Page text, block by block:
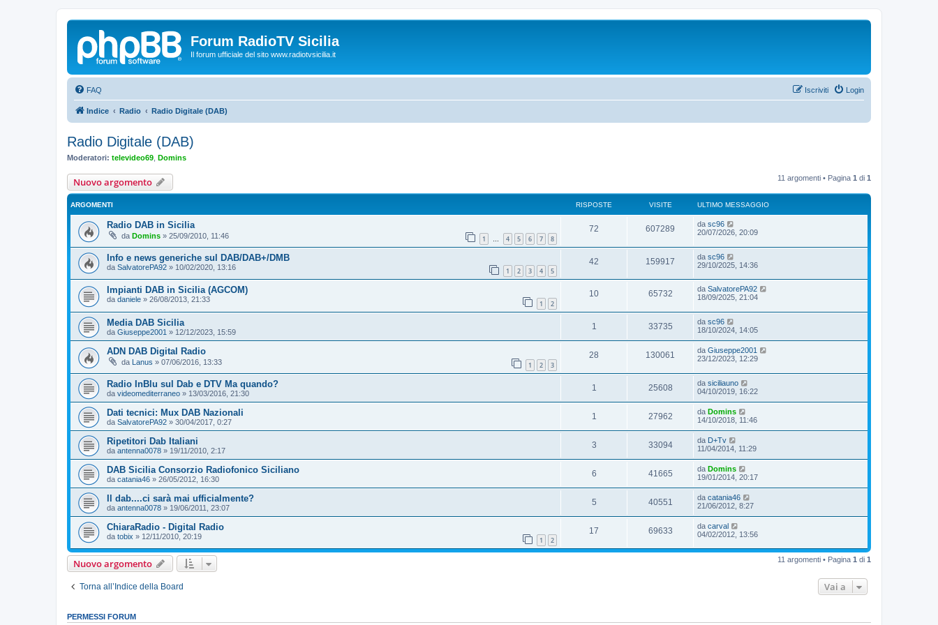
Forum RadioTV Sicilia
Il forum ufficiale del sito www.radiotvsicilia.it
FAQ Login
Iscriviti
Indice Radio Radio Digitale (DAB)
Radio Digitale (DAB)
Moderatori: televideo69 Domins
Nuovo argomento 11 argomenti • Pagina 1 di 1
ARGOMENTI RISPOSTE VISITE ULTIMO MESSAGGIO
Radio DAB in Sicilia
da Domins » 25/09/2010, 11:46 1 … 4 5 6 7 8
72 607289 da sc96
20/07/2026, 20:09
Info e news generiche sul DAB/DAB+/DMB
da SalvatorePA92 » 10/02/2020, 13:16 1 2 3 4 5
42 159917 da sc96
29/10/2025, 14:36
Impianti DAB in Sicilia (AGCOM)
da daniele » 26/08/2013, 21:33 1 2
10 65732 da SalvatorePA92
18/09/2025, 21:04
Media DAB Sicilia
da Giuseppe2001 » 12/12/2023, 15:59
1 33735 da sc96
18/10/2024, 14:05
ADN DAB Digital Radio
da Lanus » 07/06/2016, 13:33 1 2 3
28 130061 da Giuseppe2001
23/12/2023, 12:29
Radio InBlu sul Dab e DTV Ma quando?
da videomediterraneo » 13/03/2016, 21:30
1 25608 da siciliauno
04/10/2019, 16:22
Dati tecnici: Mux DAB Nazionali
da SalvatorePA92 » 30/04/2017, 0:27
1 27962 da Domins
14/10/2018, 11:46
Ripetitori Dab Italiani
da antenna0078 » 19/11/2010, 2:17
3 33094 da D+Tv
11/04/2014, 11:29
DAB Sicilia Consorzio Radiofonico Siciliano
da catania46 » 26/05/2012, 16:30
6 41665 da Domins
19/01/2014, 20:17
Il dab....ci sarà mai ufficialmente?
da antenna0078 » 19/06/2011, 23:07
5 40551 da catania46
21/06/2012, 8:27
ChiaraRadio - Digital Radio
da tobix » 12/11/2010, 20:19 1 2
17 69633 da carval
04/02/2012, 13:56
Nuovo argomento 11 argomenti • Pagina 1 di 1
Torna all’Indice della Board Vai a
PERMESSI FORUM